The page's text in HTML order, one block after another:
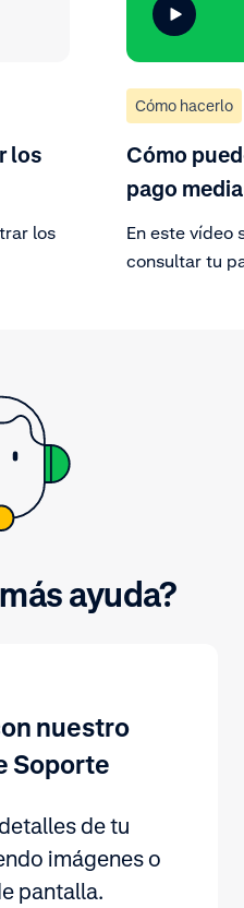
los
los
Cómo hacerlo
Cómo
pago
En este vídeo
consultar tu
ayuda?
nuestro
Soporte
de tu
imágenes o
pantalla.